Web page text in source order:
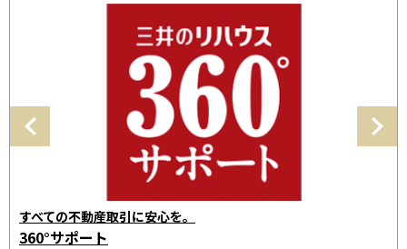
三井のリハウスで
売却の相談をする